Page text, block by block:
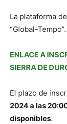
La plataforma
“Global-Tempo”.
ENLACE A
SIERRA DE
El plazo de
2024 a las
disponibles.